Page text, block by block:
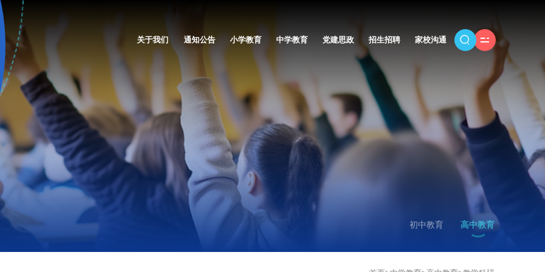
关于我们 通知公告 小学教育 中学教育 党建思政 招生招聘 家校沟通
初中教育 高中教育